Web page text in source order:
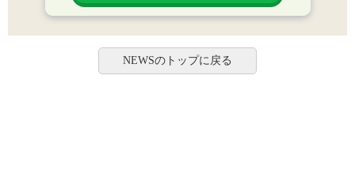
NEWSのトップに戻る